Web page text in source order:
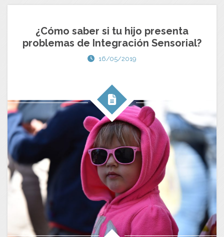
¿Cómo saber si tu hijo presenta
problemas de Integración Sensorial?
16/05/2019